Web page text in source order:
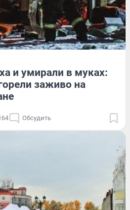
и умирали в муках:
заживо на
Обсудить